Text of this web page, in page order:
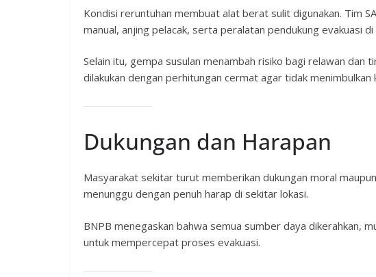
Kondisi reruntuhan membuat alat berat sulit digunakan. Tim
manual, anjing pelacak, serta peralatan pendukung evakuasi
Selain itu, gempa susulan menambah risiko bagi relawan dan
dilakukan dengan perhitungan cermat agar tidak menimbulkan
Dukungan dan Harapan
Masyarakat sekitar turut memberikan dukungan moral
menunggu dengan penuh harap di sekitar lokasi.
BNPB menegaskan bahwa semua sumber daya dikerahkan,
untuk mempercepat proses evakuasi.